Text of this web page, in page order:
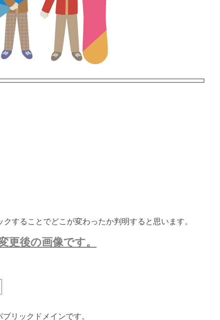
することでどこが変わったか判明すると思います。
更後の画像です。
リックドメインです。